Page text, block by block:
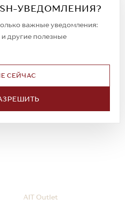
УВЕДОМЛЕНИЯ?
важные уведомления:
и другие полезные
СЕЙЧАС
новых акций и
Обмен и возврат
Каспи-Ред
AIT Outlet